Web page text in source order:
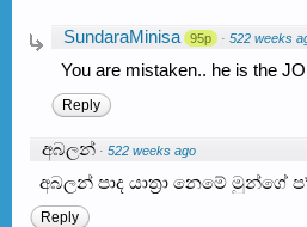
SundaraMinisa 95p · 522 weeks
You are mistaken.. he is the
Reply
අබලන් · 522 weeks ago
අබලන් පාද යාත්‍රා නෙමේ මුන්ගේ ප*
Reply